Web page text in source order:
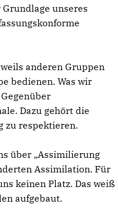
unseres
anderen Gruppen
bedienen. Was wir
Dazu gehört die
zu respektieren.
über „Assimilierung
Assimilation. Für
keinen Platz. Das weiß
aufgebaut.